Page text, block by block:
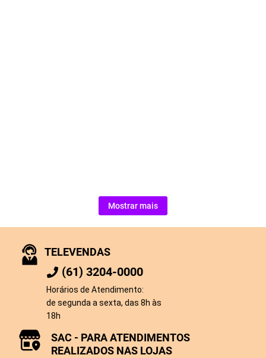
Mostrar mais
TELEVENDAS
(61) 3204-0000
Horários de Atendimento:
de segunda a sexta, das 8h às
18h
SAC - PARA ATENDIMENTOS
REALIZADOS NAS LOJAS